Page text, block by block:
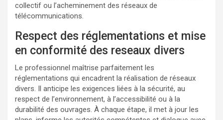
collectif ou l’acheminement des réseaux de
télécommunications.
Respect des réglementations et mise
en conformité des reseaux divers
Le professionnel maîtrise parfaitement les
réglementations qui encadrent la réalisation de réseaux
divers. Il anticipe les exigences liées à la sécurité, au
respect de l’environnement, à l’accessibilité ou à la
durabilité des ouvrages. À chaque étape, il met à jour les